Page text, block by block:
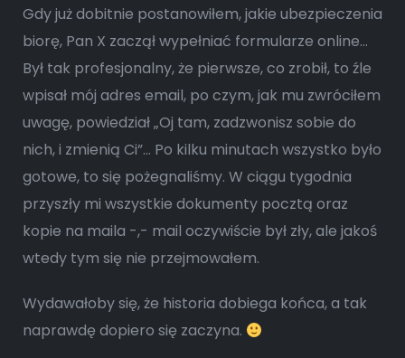
Gdy już dobitnie postanowiłem, jakie ubezpieczenia
biorę, Pan X zaczął wypełniać formularze online…
Był tak profesjonalny, że pierwsze, co zrobił, to źle
wpisał mój adres email, po czym, jak mu zwróciłem
uwagę, powiedział „Oj tam, zadzwonisz sobie do
nich, i zmienią Ci”… Po kilku minutach wszystko było
gotowe, to się pożegnaliśmy. W ciągu tygodnia
przyszły mi wszystkie dokumenty pocztą oraz
kopie na maila -,- mail oczywiście był zły, ale jakoś
wtedy tym się nie przejmowałem.
Wydawałoby się, że historia dobiega końca, a tak
naprawdę dopiero się zaczyna.